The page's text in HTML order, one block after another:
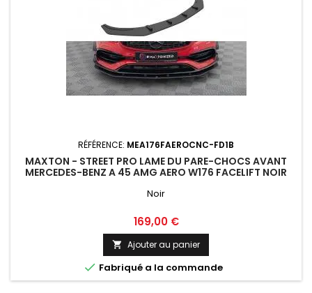
RÉFÉRENCE: MEA176FAEROCNC-FD1B
MAXTON - STREET PRO LAME DU PARE-CHOCS AVANT
MERCEDES-BENZ A 45 AMG AERO W176 FACELIFT NOIR
Noir
Prix
169,00 €
 Ajouter au panier
 Fabriqué a la commande